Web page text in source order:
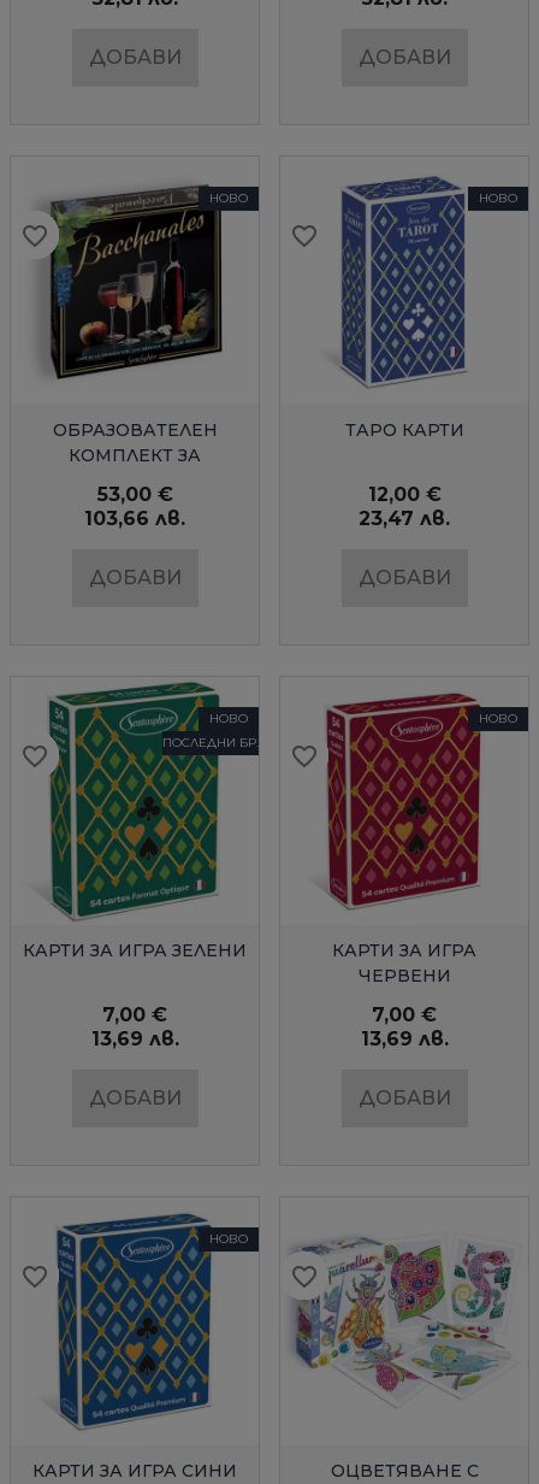
ДОБАВИ ДОБАВИ
БЪРЗ ПРЕГЛЕД
НОВО
ОБРАЗОВАТЕЛЕН
КОМПЛЕКТ ЗА
ВАКХАНАЛИИ
53,00 €
103,66 лв.
ДОБАВИ
favorite_border
favorite_border
favorite_border
favorite_border
favorite_border
favorite_border
favorite_border
БЪРЗ ПРЕГЛЕД
НОВО
ТАРО КАРТИ
12,00 €
23,47 лв.
ДОБАВИ
favorite_border
favorite_border
favorite_border
favorite_border
favorite_border
favorite_border
favorite_border
БЪРЗ ПРЕГЛЕД
НОВО
ПОСЛЕДНИ БР.
КАРТИ ЗА ИГРА ЗЕЛЕНИ
7,00 €
13,69 лв.
ДОБАВИ
favorite_border
favorite_border
favorite_border
favorite_border
favorite_border
favorite_border
favorite_border
БЪРЗ ПРЕГЛЕД
НОВО
КАРТИ ЗА ИГРА
ЧЕРВЕНИ
7,00 €
13,69 лв.
ДОБАВИ
favorite_border
favorite_border
favorite_border
favorite_border
favorite_border
favorite_border
favorite_border
БЪРЗ ПРЕГЛЕД
НОВО
КАРТИ ЗА ИГРА СИНИ
favorite_border
favorite_border
favorite_border
favorite_border
favorite_border
favorite_border
favorite_border
БЪРЗ ПРЕГЛЕД
ОЦВЕТЯВАНЕ С
favorite_border
favorite_border
favorite_border
favorite_border
favorite_border
favorite_border
favorite_border